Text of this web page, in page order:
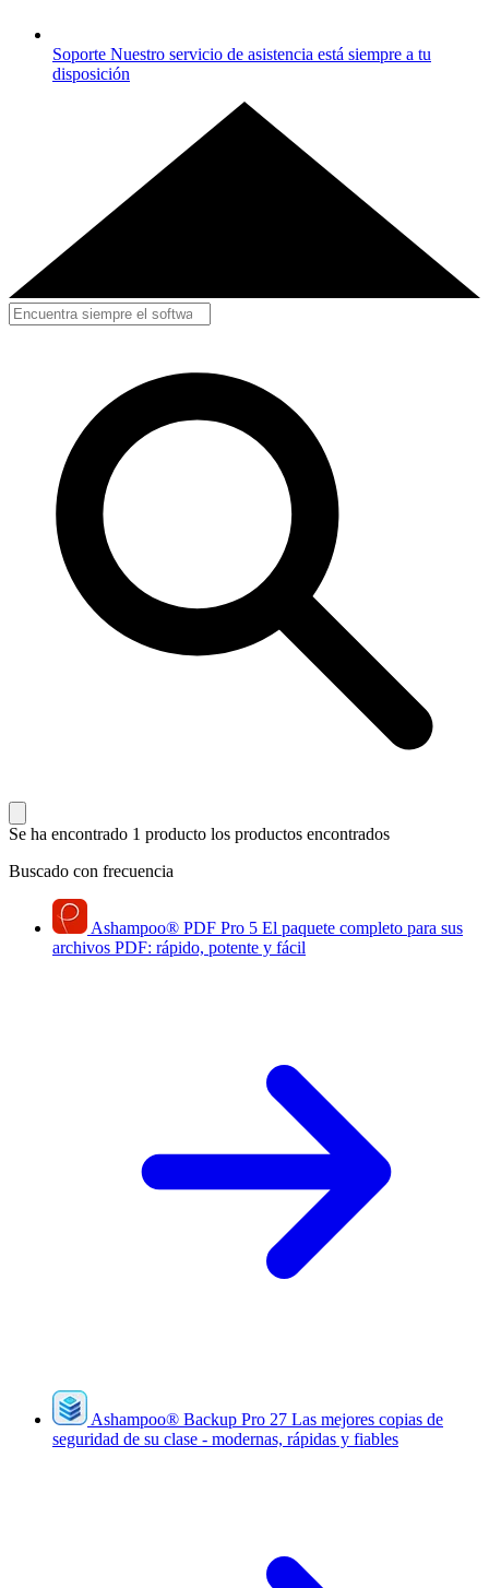
Soporte Nuestro servicio de asistencia está siempre a tu
disposición
Se ha encontrado 1 producto los productos encontrados
Buscado con frecuencia
Ashampoo® PDF Pro 5 El paquete completo para sus
archivos PDF: rápido, potente y fácil
Ashampoo® Backup Pro 27 Las mejores copias de
seguridad de su clase - modernas, rápidas y fiables